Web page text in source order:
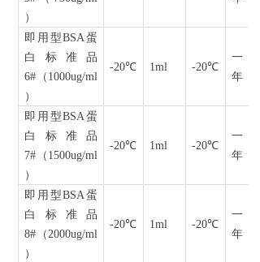
）
即用型BSA蛋
白标准品
6# （ 1000ug/ml
）
-20℃ 1ml -20℃
一
年
即用型BSA蛋
白标准品
7# （ 1500ug/ml
）
-20℃ 1ml -20℃
一
年
即用型BSA蛋
白标准品
8# （2000ug/ml
）
-20℃ 1ml -20℃
一
年